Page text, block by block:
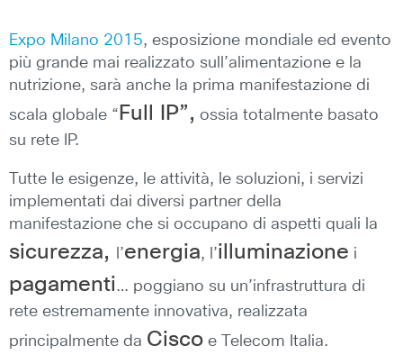
Expo Milano 2015, esposizione mondiale ed evento
più grande mai realizzato sull’alimentazione e la
nutrizione, sarà anche la prima manifestazione di
scala globale “ Full IP”, ossia totalmente basato
su rete IP.
Tutte le esigenze, le attività, le soluzioni, i servizi
implementati dai diversi partner della
manifestazione che si occupano di aspetti quali la
sicurezza, l’energia, l’illuminazione i
pagamenti… poggiano su un’infrastruttura di
rete estremamente innovativa, realizzata
principalmente da Cisco e Telecom Italia.